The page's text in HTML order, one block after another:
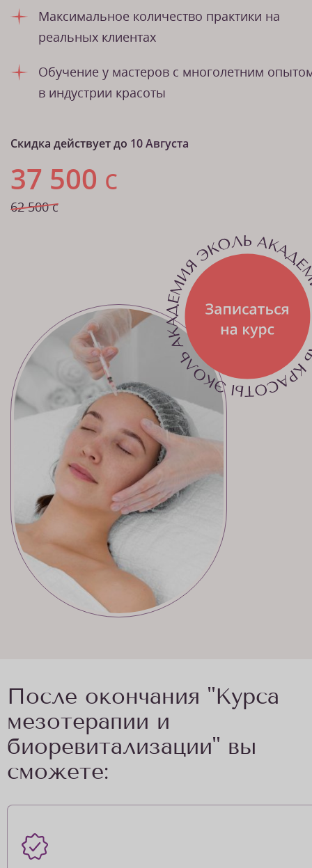
Максимальное количество практики на
реальных клиентах
Обучение у мастеров с многолетним
в индустрии красоты
Скидка действует до 10 Августа
37 500 с
62 500 с
После окончания "Курса
мезотерапии и
биоревитализации" вы
сможете: